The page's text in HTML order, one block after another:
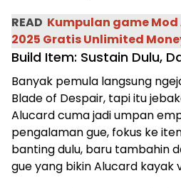
READ Kumpulan game Mod
2025 Gratis Unlimited
Build Item: Sustain Dulu,
Banyak pemula langsung
Blade of Despair, tapi itu
Alucard cuma jadi umpan
pengalaman gue, fokus ke
banting dulu, baru tambahin
gue yang bikin Alucard kayak